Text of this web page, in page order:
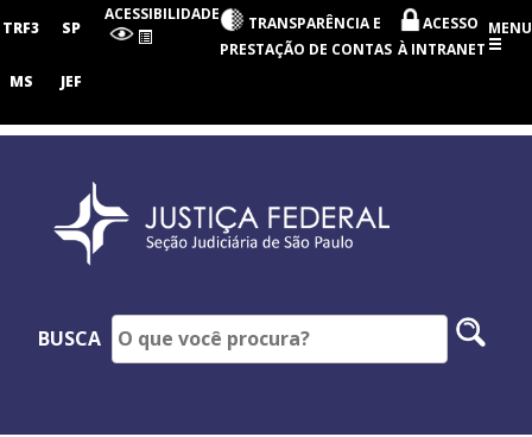
Judiciária
Paulo
TRF3 SP
MS JEF
ACESSIBILIDADE
TRANSPARÊNCIA E
PRESTAÇÃO DE CONTAS
ACESSO
À INTRANET
MENU
BUSCA